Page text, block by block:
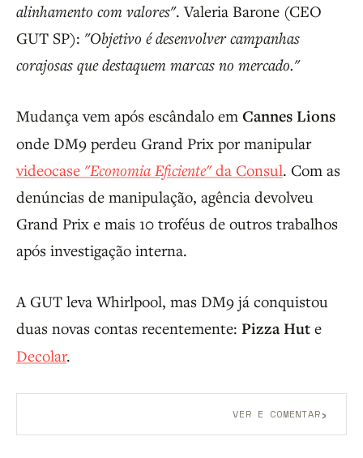
alinhamento com valores". Valeria Barone (CEO
GUT SP): "Objetivo é desenvolver campanhas
corajosas que destaquem marcas no mercado."
Mudança vem após escândalo em Cannes Lions
onde DM9 perdeu Grand Prix por manipular
videocase "Economia Eficiente"da Consul. Com as
denúncias de manipulação, agência devolveu
Grand Prix e mais 10 troféus de outros trabalhos
após investigação interna.
A GUT leva Whirlpool, mas DM9 já conquistou
duas novas contas recentemente: Pizza Hut e
Decolar.
VER E COMENTAR›